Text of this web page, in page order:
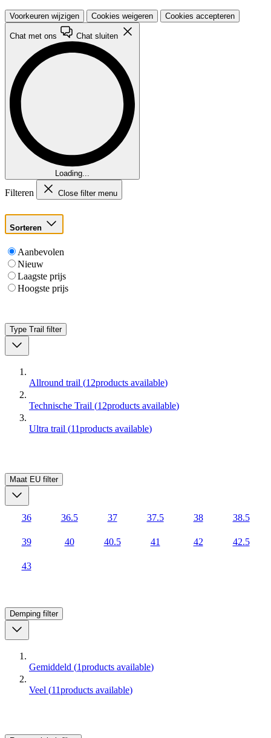
Voorkeuren wijzigen Cookies weigeren Cookies accepteren
Chat met ons Chat sluiten
Loading...
Filteren Close filter menu
Sorteren
Aanbevolen
Nieuw
Laagste prijs
Hoogste prijs
Type Trail filter
Allround trail (12products available)
Technische Trail (12products available)
Ultra trail (11products available)
Maat EU filter
36 36.5 37 37.5 38 38.5
39 40 40.5 41 42 42.5
43
Demping filter
Gemiddeld (1products available)
Veel (11products available)